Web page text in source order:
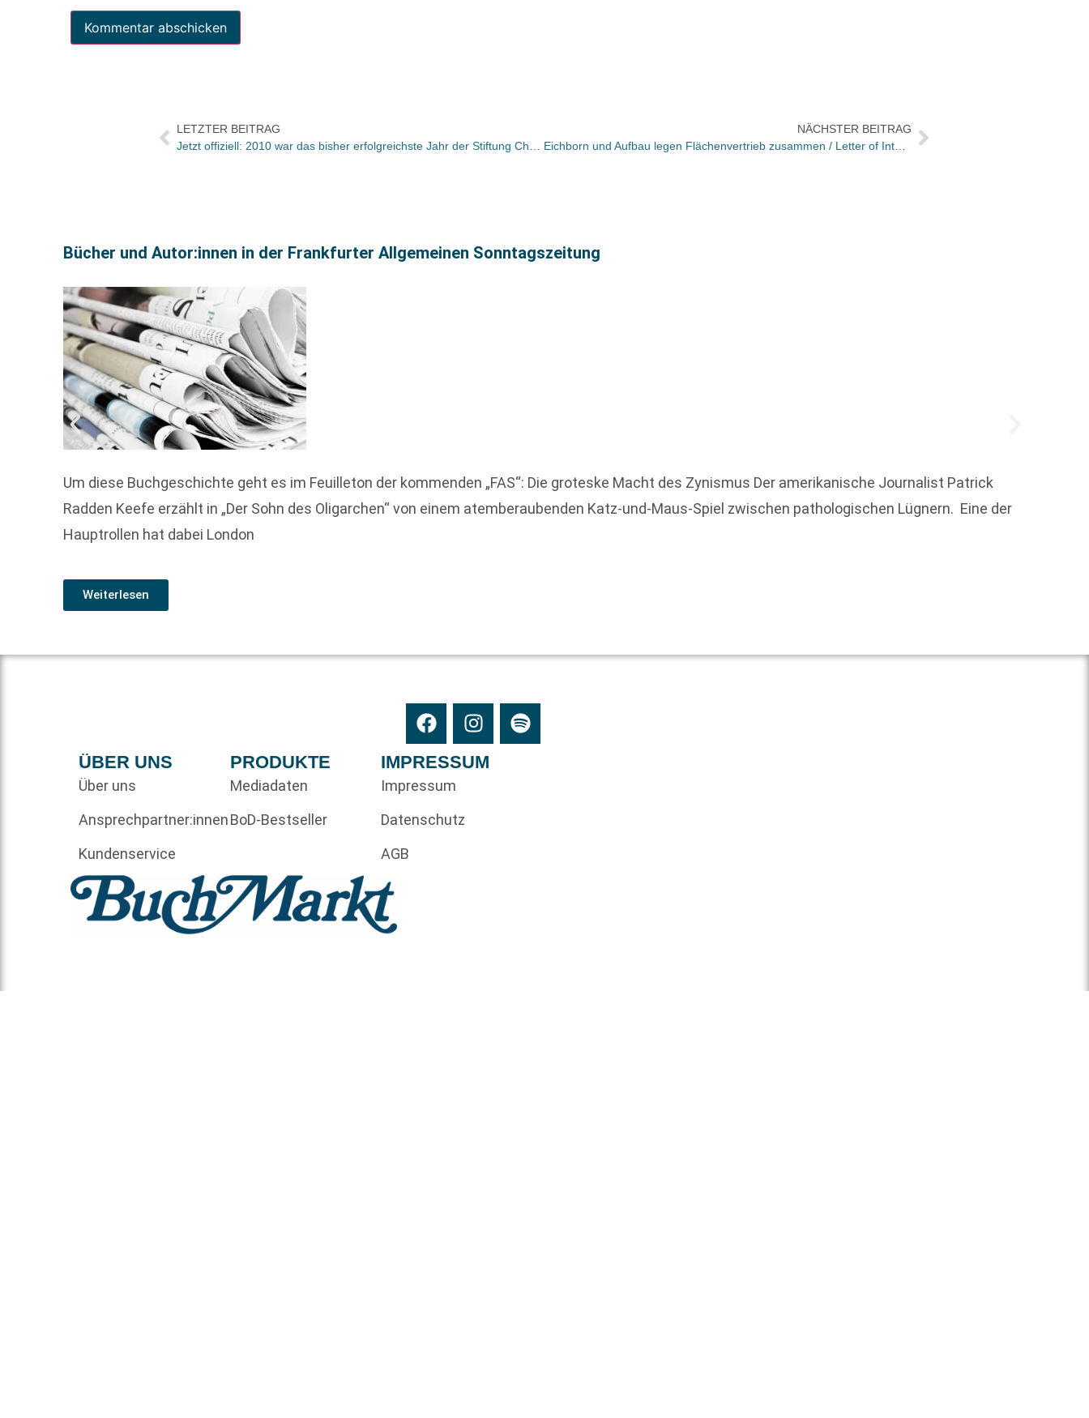
LETZTER BEITRAG
Jetzt offiziell: 2010 war das bisher erfolgreichste Jahr der Stiftung Christliche Medien
NÄCHSTER BEITRAG
Eichborn und Aufbau legen Flächenvertrieb zusammen / Letter of Intent unterzeichnet
Bücher und Autor:innen in der Frankfurter Allgemeinen Sonntagszeitung
Um diese Buchgeschichte geht es im Feuilleton der kommenden „FAS“: Die groteske Macht des Zynismus Der amerikanische Journalist Patrick
Radden Keefe erzählt in „Der Sohn des Oligarchen“ von einem atemberaubenden Katz-und-Maus-Spiel ­zwischen pathologischen Lügnern. Eine der
Hauptrollen hat dabei London
Weiterlesen
ÜBER UNS
Über uns
Ansprechpartner:innen
Kundenservice
PRODUKTE
Mediadaten
BoD-Bestseller
IMPRESSUM
Impressum
Datenschutz
AGB